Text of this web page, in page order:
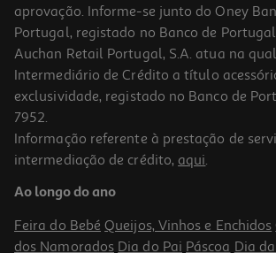
Fita Correctora Auchan Rosa "your Life
1.69 €/un
1,69 €
aprovação. Informe-se junto do Oney
Portugal, registado no Banco de Portugal
Auchan Retail Portugal, S.A. atua na
Intermediário de Crédito a título
exclusividade, registado no Banco de
7952.
Informação referente à prestação de
intermediação de crédito, aqui.
Ao longo do ano
Feira do Bebé Queijos, Vinhos e Enchidos
dos Namorados Dia do Pai Páscoa Dia